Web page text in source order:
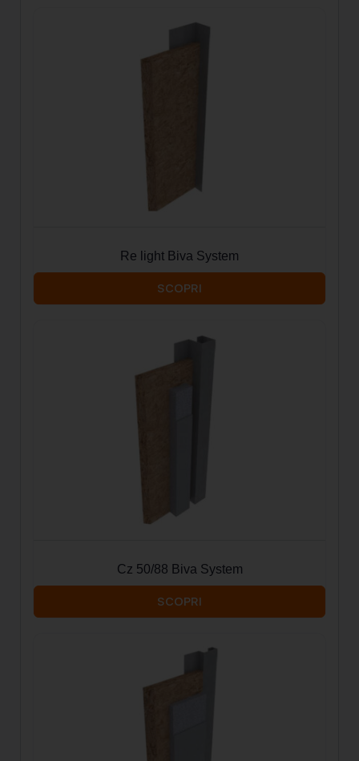
Re light Biva System
SCOPRI
Cz 50/88 Biva System
SCOPRI